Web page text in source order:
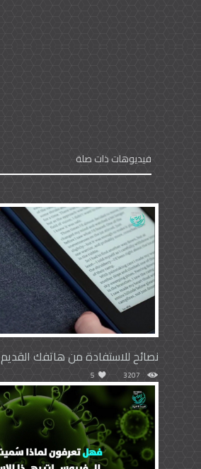
فيديوهات ذات صلة
نصائح للاستفادة من هاتفك القديم
3207
5